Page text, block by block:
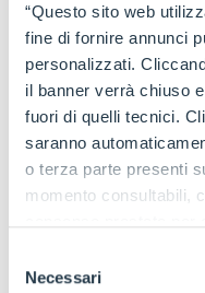
“Questo sito web
fine di fornire annunci
personalizzati.
il banner verrà chiuso
fuori di quelli tecnici.
saranno
o terza parte presenti
momento consultabili,
ogni pagina,
delNecessari